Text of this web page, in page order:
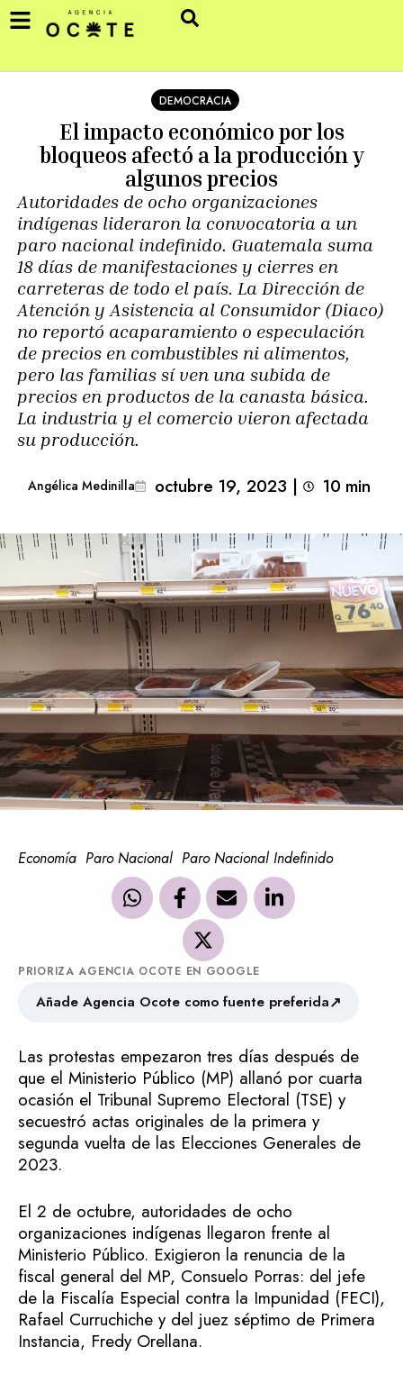
DEMOCRACIA
El impacto económico por los
bloqueos afectó a la producción y
algunos precios
Autoridades de ocho organizaciones
indígenas lideraron la convocatoria a un
paro nacional indefinido. Guatemala suma
18 días de manifestaciones y cierres en
carreteras de todo el país. La Dirección de
Atención y Asistencia al Consumidor (Diaco)
no reportó acaparamiento o especulación
de precios en combustibles ni alimentos,
pero las familias sí ven una subida de
precios en productos de la canasta básica.
La industria y el comercio vieron afectada
su producción.
Angélica Medinilla octubre 19, 2023 | 10 min
Economía Paro Nacional Paro Nacional Indefinido
PRIORIZA AGENCIA OCOTE EN GOOGLE
Añade Agencia Ocote como fuente preferida↗
Las protestas empezaron tres días después de
que el Ministerio Público (MP) allanó por cuarta
ocasión el Tribunal Supremo Electoral (TSE) y
secuestró actas originales de la primera y
segunda vuelta de las Elecciones Generales de
2023.
El 2 de octubre, autoridades de ocho
organizaciones indígenas llegaron frente al
Ministerio Público. Exigieron la renuncia de la
fiscal general del MP, Consuelo Porras: del jefe
de la Fiscalía Especial contra la Impunidad (FECI),
Rafael Curruchiche y del juez séptimo de Primera
Instancia, Fredy Orellana.